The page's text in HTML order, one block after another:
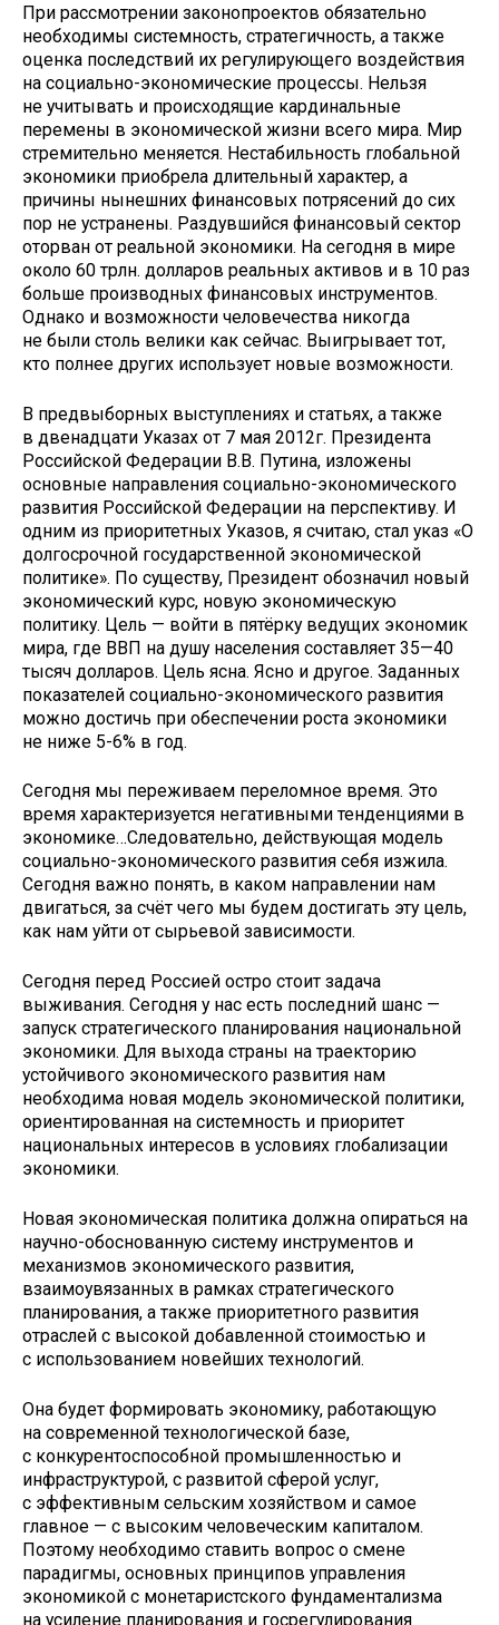
При рассмотрении законопроектов обязательно
необходимы системность, стратегичность, а также
оценка последствий их регулирующего воздействия
на социально-экономические процессы. Нельзя
не учитывать и происходящие кардинальные
перемены в экономической жизни всего мира. Мир
стремительно меняется. Нестабильность глобальной
экономики приобрела длительный характер, а
причины нынешних финансовых потрясений до сих
пор не устранены. Раздувшийся финансовый сектор
оторван от реальной экономики. На сегодня в мире
около 60 трлн. долларов реальных активов и в 10 раз
больше производных финансовых инструментов.
Однако и возможности человечества никогда
не были столь велики как сейчас. Выигрывает тот,
кто полнее других использует новые возможности.
В предвыборных выступлениях и статьях, а также
в двенадцати Указах от 7 мая 2012г. Президента
Российской Федерации В.В. Путина, изложены
основные направления социально-экономического
развития Российской Федерации на перспективу. И
одним из приоритетных Указов, я считаю, стал указ «О
долгосрочной государственной экономической
политике». По существу, Президент обозначил новый
экономический курс, новую экономическую
политику. Цель — войти в пятёрку ведущих экономик
мира, где ВВП на душу населения составляет 35—40
тысяч долларов. Цель ясна. Ясно и другое. Заданных
показателей социально-экономического развития
можно достичь при обеспечении роста экономики
не ниже 5-6% в год.
Сегодня мы переживаем переломное время. Это
время характеризуется негативными тенденциями в
экономике…Следовательно, действующая модель
социально-экономического развития себя изжила.
Сегодня важно понять, в каком направлении нам
двигаться, за счёт чего мы будем достигать эту цель,
как нам уйти от сырьевой зависимости.
Сегодня перед Россией остро стоит задача
выживания. Сегодня у нас есть последний шанс —
запуск стратегического планирования национальной
экономики. Для выхода страны на траекторию
устойчивого экономического развития нам
необходима новая модель экономической политики,
ориентированная на системность и приоритет
национальных интересов в условиях глобализации
экономики.
Новая экономическая политика должна опираться на
научно-обоснованную систему инструментов и
механизмов экономического развития,
взаимоувязанных в рамках стратегического
планирования, а также приоритетного развития
отраслей с высокой добавленной стоимостью и
с использованием новейших технологий.
Она будет формировать экономику, работающую
на современной технологической базе,
с конкурентоспособной промышленностью и
инфраструктурой, с развитой сферой услуг,
с эффективным сельским хозяйством и самое
главное — с высоким человеческим капиталом.
Поэтому необходимо ставить вопрос о смене
парадигмы, основных принципов управления
экономикой с монетаристского фундаментализма
на усиление планирования и госрегулирования